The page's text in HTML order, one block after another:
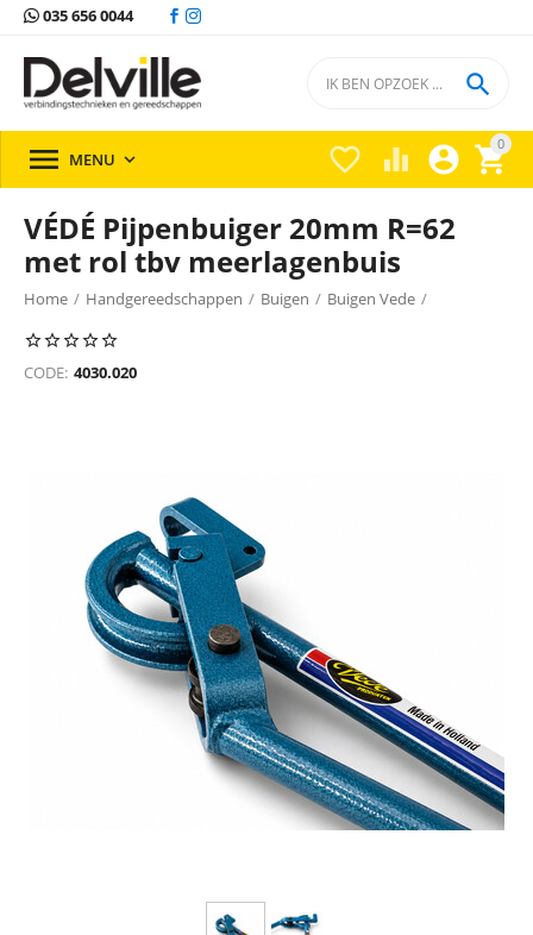
035 656 0044
0


 

 MENU 
VÉDÉ Pijpenbuiger 20mm R=62
met rol tbv meerlagenbuis
Home / Handgereedschappen / Buigen / Buigen Vede /
CODE: 4030.020